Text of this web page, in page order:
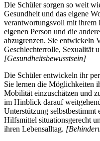
Die Schüler sorgen so weit
Gesundheit und das eigene
verantwortungsvoll mit ihrem
eigenen Person und die
abzugrenzen. Sie entwickeln
Geschlechterrolle, Sexualität
[Gesundheitsbewusstsein]
Die Schüler entwickeln ihr
Sie lernen die Möglichkeiten
Mobilität einzuschätzen und
im Hinblick darauf
Unterstützung
Hilfsmittel situationsgerecht
ihren Lebensalltag.